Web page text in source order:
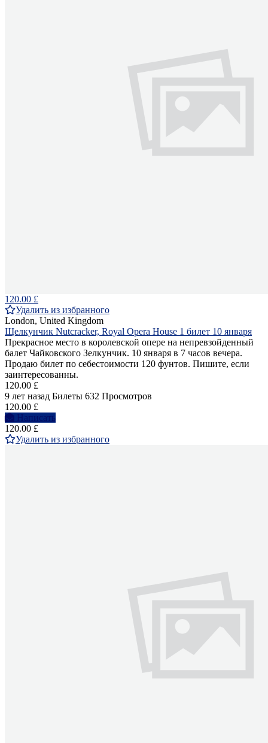
120.00 £
Удалить из избранного
London, United Kingdom
Щелкунчик Nutcracker, Royal Opera House 1 билет 10 января
Прекрасное место в королевской опере на непревзойденный
балет Чайковского Зелкунчик. 10 января в 7 часов вечера.
Продаю билет по себестоимости 120 фунтов. Пишите, если
заинтересованны.
120.00 £
9 лет назад Билеты 632 Просмотров
120.00 £
Написать
120.00 £
Удалить из избранного